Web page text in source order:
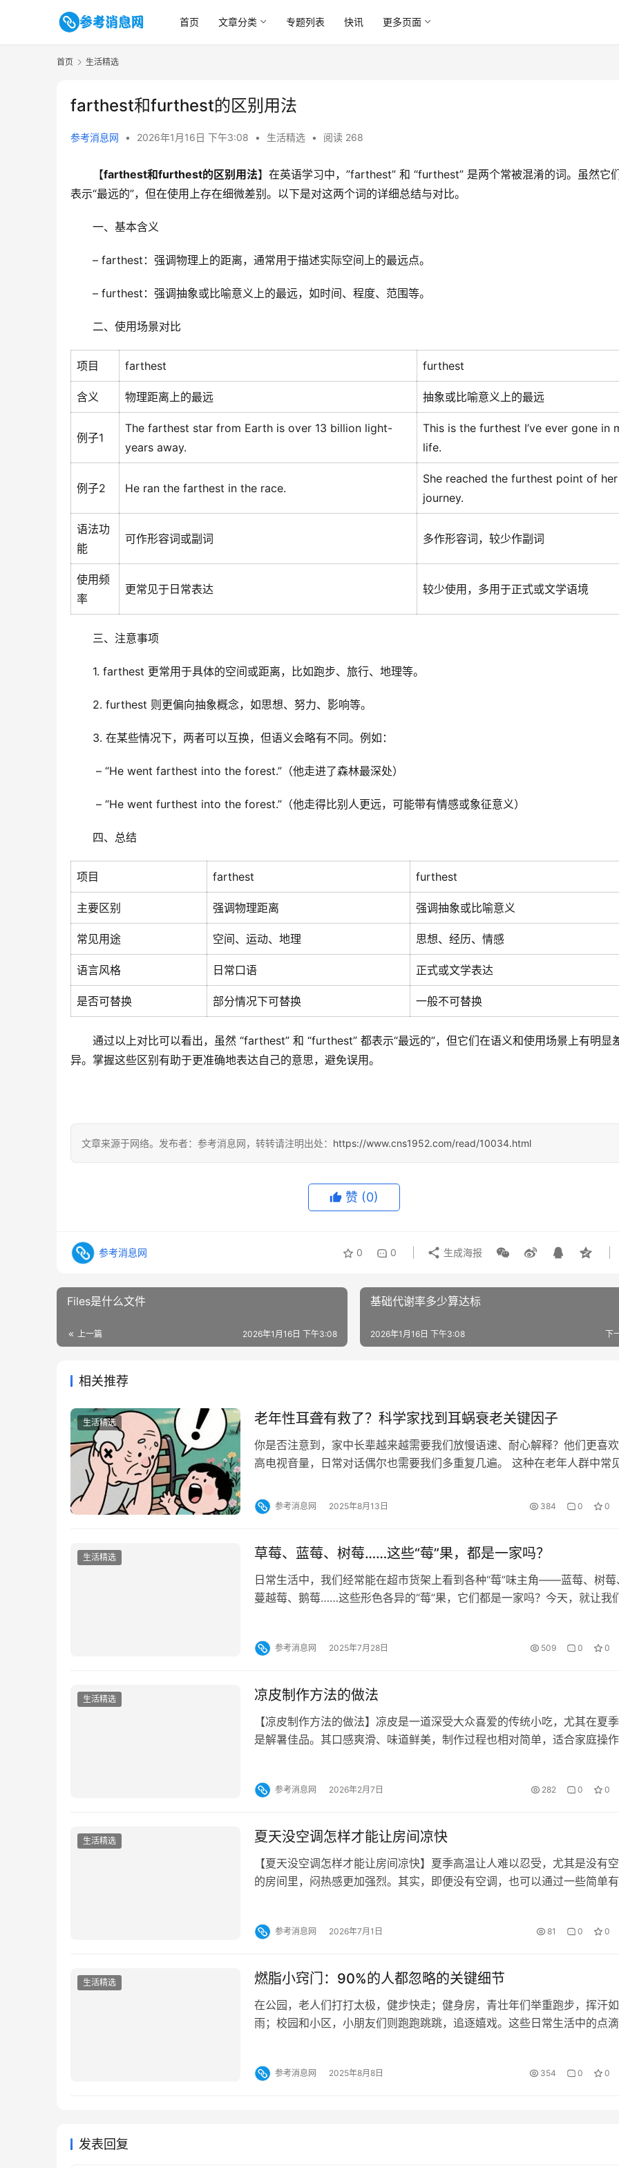
首页 文章分类 专题列表 快讯 更多页面
首页 生活精选
farthest和furthest的区别用法
参考消息网 • 2026年1月16日 下午3:08 • 生活精选 • 阅读 268
【farthest和furthest的区别用法】在英语学习中，”farthest” 和 “furthest” 是两个常被混淆的词。虽然它
表示“最远的”，但在使用上存在细微差别。以下是对这两个词的详细总结与对比。
一、基本含义
– farthest：强调物理上的距离，通常用于描述实际空间上的最远点。
– furthest：强调抽象或比喻意义上的最远，如时间、程度、范围等。
二、使用场景对比
项目 farthest furthest
含义 物理距离上的最远 抽象或比喻意义上的最远
例子1
The farthest star from Earth is over 13 billion light-
years away.
This is the furthest I’ve ever gone in
life.
例子2 He ran the farthest in the race.
She reached the furthest point of her
journey.
语法功
能
可作形容词或副词 多作形容词，较少作副词
使用频
率
更常见于日常表达 较少使用，多用于正式或文学语境
三、注意事项
1. farthest 更常用于具体的空间或距离，比如跑步、旅行、地理等。
2. furthest 则更偏向抽象概念，如思想、努力、影响等。
3. 在某些情况下，两者可以互换，但语义会略有不同。例如：
– “He went farthest into the forest.”（他走进了森林最深处）
– “He went furthest into the forest.”（他走得比别人更远，可能带有情感或象征意义）
四、总结
项目 farthest furthest
主要区别 强调物理距离 强调抽象或比喻意义
常见用途 空间、运动、地理 思想、经历、情感
语言风格 日常口语 正式或文学表达
是否可替换 部分情况下可替换 一般不可替换
通过以上对比可以看出，虽然 “farthest” 和 “furthest” 都表示“最远的”，但它们在语义和使用场景上有明显
异。掌握这些区别有助于更准确地表达自己的意思，避免误用。
文章来源于网络。发布者：参考消息网，转转请注明出处： https://www.cns1952.com/read/10034.html
赞 (0)
参考消息网 0 0 生成海报
Files是什么文件
上一篇 2026年1月16日 下午3:08
基础代谢率多少算达标
下
2026年1月16日 下午3:08
相关推荐
生活精选 老年性耳聋有救了？科学家找到耳蜗衰老关键因子
你是否注意到，家中长辈越来越需要我们放慢语速、耐心解释？他们更喜
高电视音量，日常对话偶尔也需要我们多重复几遍。 这种在老年人群中常
双侧、对称性的听力减退，不仅影响日常沟通，还可能诱发孤独、焦虑和抑
等心理问题，严重影响老年人的生活质量。随着社会老龄化加剧，老年性耳
参考消息网 2025年8月13日 384 0 0
生活精选 草莓、蓝莓、树莓……这些“莓”果，都是一家吗？
日常生活中，我们经常能在超市货架上看到各种“莓”味主角——蓝莓、树莓
蔓越莓、鹅莓……这些形色各异的“莓”果，它们都是一家吗？今天，就让我
洲和欧洲。其中，在中国自然分布的有 13 个种，是…
生活精选 凉皮制作方法的做法
【凉皮制作方法的做法】凉皮是一道深受大众喜爱的传统小吃，尤其在夏
是解暑佳品。其口感爽滑、味道鲜美，制作过程也相对简单，适合家庭操作
制等步骤制成。制作过程中需注意水粉比例、搅拌手法和蒸制时间，以确
的房间里，闷热感更加强烈。其实，即便没有空调，也可以通过一些简单
的方法来改善室温，让房间变得凉快一些。以下是一些实用的小技巧，并结
帮助人体散热，提升体感温度。如果搭配湿毛巾或冰块使用，效果会更好。
遮阳窗…
雨；校园和小区，小朋友们则跑跑跳跳，追逐嬉戏。这些日常生活中的点滴
面，其实就藏着保持健康的朴素道理，四个字“锻炼身体”。 锻炼身体靠运动
个全民健身日，就让我们来了解一下肌肉的脾气。